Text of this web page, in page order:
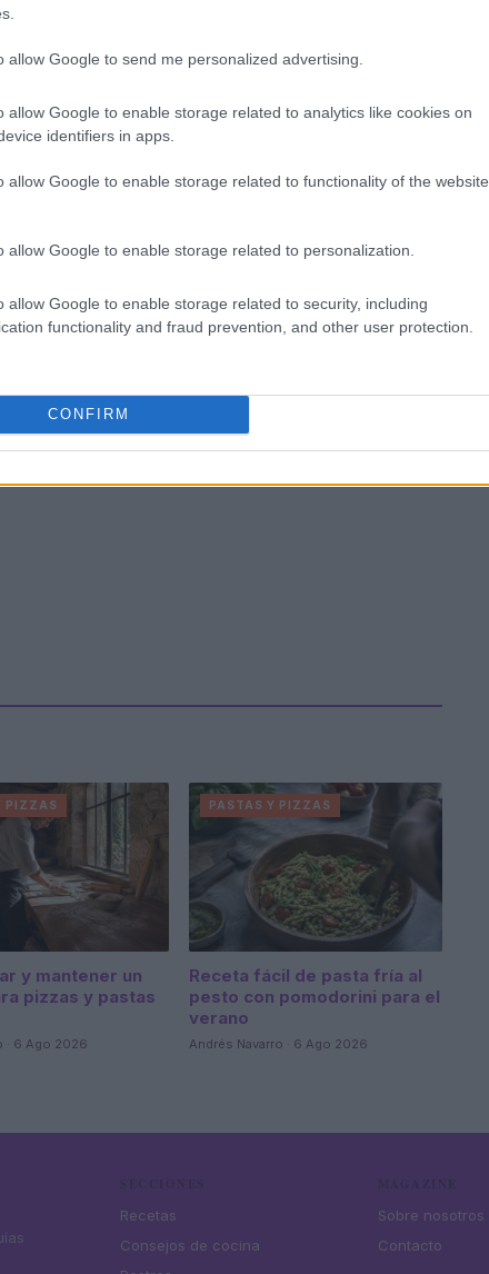
allow Google to send me personalized advertising.
allow Google to enable storage related to analytics like cookies on
identifiers in apps.
allow Google to enable storage related to functionality of the website
allow Google to enable storage related to personalization.
allow Google to enable storage related to security, including
functionality and fraud prevention, and other user protection.
CONFIRM
con un rodillo hasta obtener una lámina
en tiras de 3 cm de ancho y pincelarlas con
cortado en pequeños dados y retuerza los palos
de horno y meterlas en el horno durante 15
PIZZAS
y mantener un
pizzas y pastas
· 6 Ago 2026
PASTAS Y PIZZAS
Receta fácil de pasta fría al
pesto con pomodorini para el
verano
Andrés Navarro · 6 Ago 2026
Recetas
Consejos de cocina
Sobre nosotros
Contacto